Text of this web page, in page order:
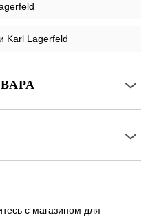
Karl Lagerfeld
с магазином для